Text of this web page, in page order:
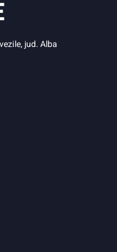
jud. Alba